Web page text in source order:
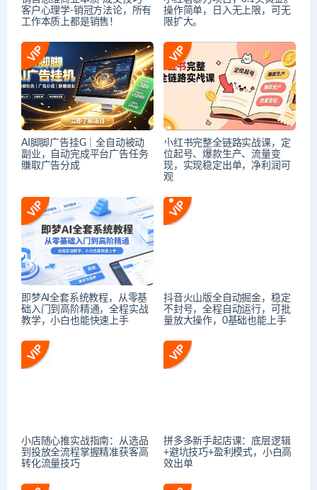
客户心理学-销冠方法论，所有
工作本质上都是销售！
操作简单，日入无上限，可无
限扩大。
AI脚脚广告挂G｜全自动被动
副业，自动完成平台广告任务
賺取广告分成
小红书完整全链路实战课，定
位起号、爆款生产、流量变
现，实现稳定出单，净利润可
观
即梦AI全套系统教程，从零基
础入门到高阶精通，全程实战
教学，小白也能快速上手
抖音火山版全自动掘金，稳定
不封号，全程自动运行，可批
量放大操作，0基础也能上手
小店随心推实战指南：从选品
到投放全流程掌握精准获客高
转化流量技巧
拼多多新手起店课：底层逻辑
+避坑技巧+盈利模式，小白高
效出单